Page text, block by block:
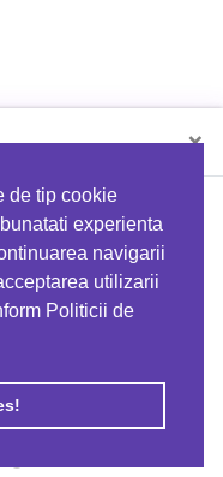
de tip cookie
experienta
navigarii
utilizarii
Politicii de
×
folosind codul